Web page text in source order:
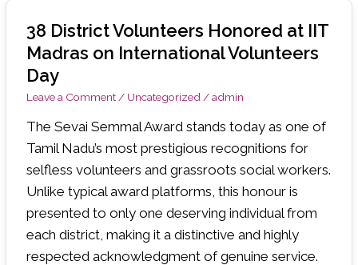
கௌரவிக்கப்பட்ட 38 மாவட்ட தன்னார்வலர்கள்
துவங்கி வைத்த சென்னை ஐஐடி திட்டத் தலைவர்
Palmyra Green Pathway ’ along Chennai Marina by
Tamil Nadu Volunteers
38 District Volunteers Honored at IIT
Madras on International Volunteers
Day
Leave a Comment / Uncategorized /admin
The Sevai Semmal Award stands today as one of
Tamil Nadu’s most prestigious recognitions for
selfless volunteers and grassroots social workers.
Unlike typical award platforms, this honour is
presented to only one deserving individual from
each district, making it a distinctive and highly
respected acknowledgment of genuine service.
38
District
Volunteers
Honored
IIT
Madras
on
International
Volunteers
Day